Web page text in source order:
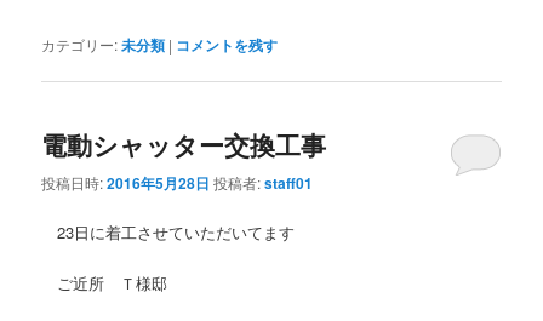
カテゴリー:未分類 | コメントを残す
電動シャッター交換工事
投稿日時:2016年5月28日 投稿者:staff01
23日に着工させていただいてます
ご近所 Ｔ様邸